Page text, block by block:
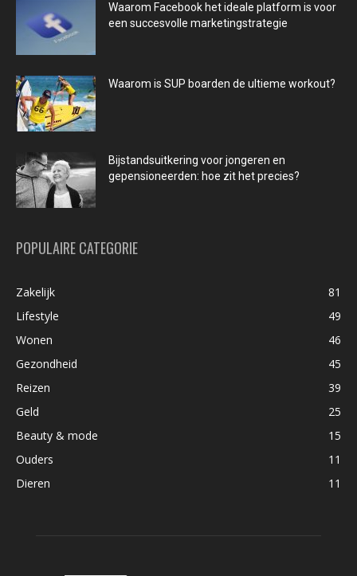
Waarom Facebook het ideale platform is voor
een succesvolle marketingstrategie
Waarom is SUP boarden de ultieme workout?
Bijstandsuitkering voor jongeren en
gepensioneerden: hoe zit het precies?
POPULAIRE CATEGORIE
Zakelijk
81
Lifestyle
49
Wonen
46
Gezondheid
45
Reizen
39
Geld
25
Beauty & mode
15
Ouders
11
Dieren
11